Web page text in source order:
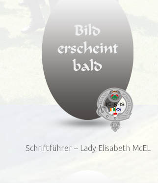
Schriftführer – Lady Elisabeth McEL